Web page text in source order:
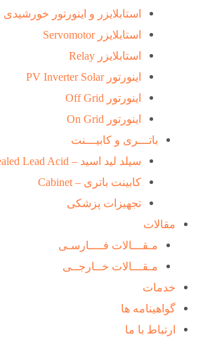
استابلایزر و اینورتور خورشیدی
استابلایزر Servomotor
استابلایزر Relay
اینورتور PV Inverter Solar
اینورتور Off Grid
اینورتور On Grid
باتـــری و کابیـــنت
سیلد لید اسید – Sealed Lead Acid
کابینت باتری – Cabinet
تجهیزات پزشکی
مقالات
مـقـــالات فــــارسـی
مـقـــالات خــارجــی
خدمات
گواهینامه ها
ارتباط با ما